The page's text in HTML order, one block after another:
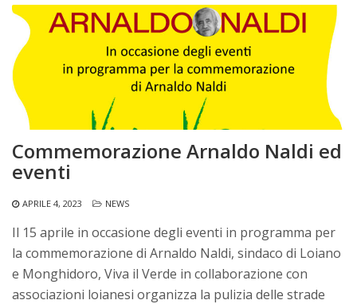
Commemorazione Arnaldo Naldi ed
eventi
APRILE 4, 2023 NEWS
Il 15 aprile in occasione degli eventi in programma per
la commemorazione di Arnaldo Naldi, sindaco di Loiano
e Monghidoro, Viva il Verde in collaborazione con
associazioni loianesi organizza la pulizia delle strade